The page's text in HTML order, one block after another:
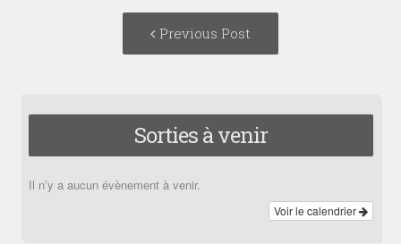
Previous Post
Sorties à venir
Il n’y a aucun évènement à venir.
Voir le calendrier